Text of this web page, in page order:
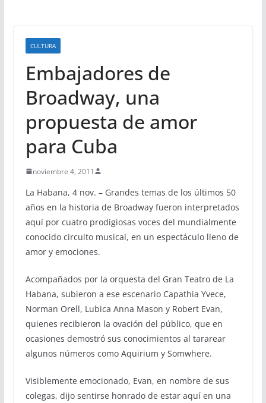
CULTURA
Embajadores de
Broadway, una
propuesta de amor
para Cuba
noviembre 4, 2011
La Habana, 4 nov. – Grandes temas de los últimos 50
años en la historia de Broadway fueron interpretados
aquí por cuatro prodigiosas voces del mundialmente
conocido circuito musical, en un espectáculo lleno de
amor y emociones.
Acompañados por la orquesta del Gran Teatro de La
Habana, subieron a ese escenario Capathia Yvece,
Norman Orell, Lubica Anna Mason y Robert Evan,
quienes recibieron la ovación del público, que en
ocasiones demostró sus conocimientos al tararear
algunos números como Aquirium y Somwhere.
Visiblemente emocionado, Evan, en nombre de sus
colegas, dijo sentirse honrado de estar aquí en una